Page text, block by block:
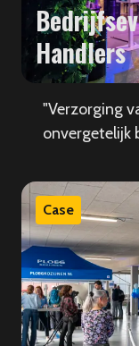
Handlers
"Verzorging
onvergetelijk
Case